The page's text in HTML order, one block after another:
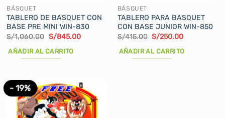
la
página
de
producto
BÁSQUET
TABLERO DE BASQUET CON
BASE PRE MINI WIN-830
S/1,060.00 El
original
era:
S/845.00El
AÑADIR AL CARRITO
BÁSQUET
TABLERO PARA BASQUET
CON BASE JUNIOR WIN-850
S/415.00 El
original
era:
S/250.00El
actual
AÑADIR AL CARRITO
- 19%